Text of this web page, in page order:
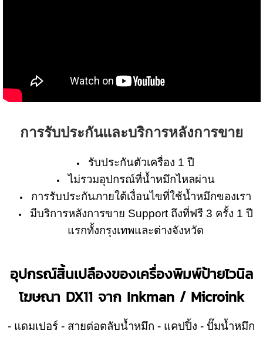
การรับประกันและบริการหลังการขาย
รับประกันตัวเครื่อง 1 ปี
ไม่รวมอุปกรณ์ที่น้ำหมึกไหลผ่าน
การรับประกันภายใต้เงื่อนไขที่ใช้น้ำหมึกของเรา
มีบริการหลังการขาย Support ถึงที่ฟรี 3 ครั้ง 1 ปี
แรกทั้งกรุงเทพและต่างจังหวัด
อุปกรณ์สิ้นเปลืองของเครื่องพิมพ์ป้ายไวนิล
โฆษณา DX11 จาก Inkman / Microink
- แดมเปอร์ - สายต่อตลับน้ำหมึก - แคปปิ้ง - ปั๊มน้ำหมึก